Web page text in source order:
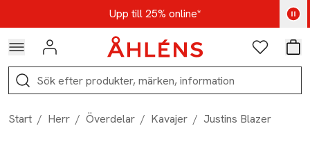
Hoppa till navigationsmenynUpp till 25% online*
Kod: AUG25 - Shoppa nu
Logga in Favoriter
Sök
Start / Herr / Överdelar / Kavajer / Justins Blazer